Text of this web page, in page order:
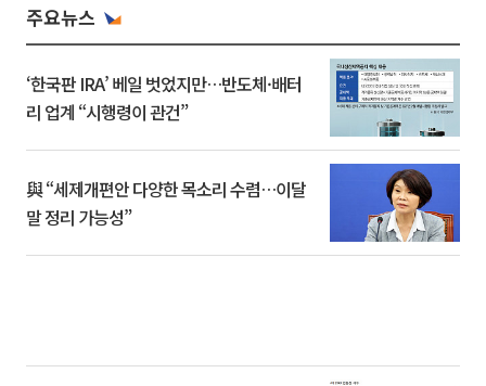
주요뉴스
‘한국판 IRA’ 베일 벗었지만…반도체·배터
리 업계 “시행령이 관건”
與 “세제개편안 다양한 목소리 수렴…이달
말 정리 가능성”